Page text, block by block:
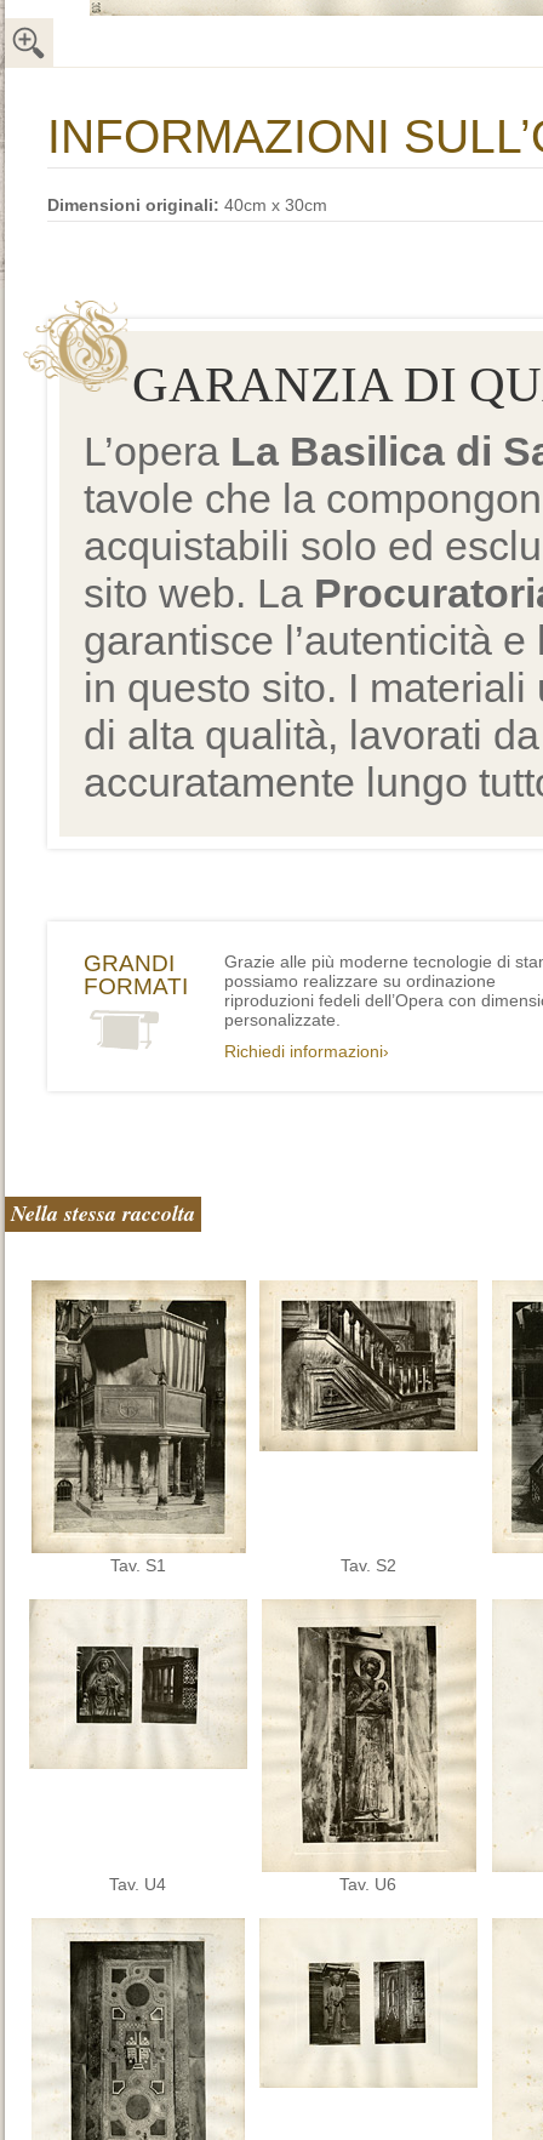
INFORMAZIONI
Dimensioni originali: 40cm x 30cm
GARANZIA DI
L’opera La Basilica di
tavole che la
acquistabili solo ed
sito web. La
garantisce l’autenticità
in questo sito. I
di alta qualità, lavorati
accuratamente lungo
GRANDI
FORMATI
Grazie alle più moderne tecnologie di
possiamo realizzare su ordinazione
riproduzioni fedeli dell’Opera con
personalizzate.
Richiedi informazioni›
Nella stessa raccolta
Tav. S1 Tav. S2
Tav. U4 Tav. U6